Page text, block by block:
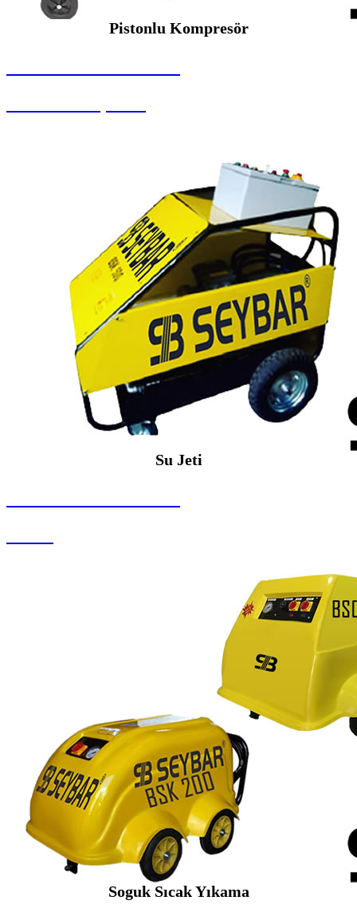
Pistonlu Kompresör
Su Jeti
Soguk Sıcak Yıkama